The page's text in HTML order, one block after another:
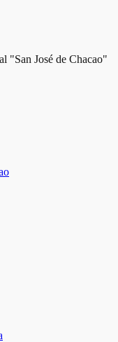
"San José de Chacao"